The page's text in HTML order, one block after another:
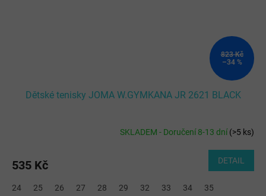
823 Kč
–34 %
Dětské tenisky JOMA W.GYMKANA JR 2621 BLACK
SKLADEM - Doručení 8-13 dní(>5 ks)
535 Kč DETAIL
24 25 26 27 28 29 32 33 34 35